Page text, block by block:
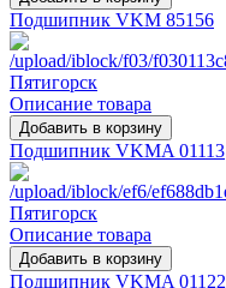
Подшипник VKM 85156
Описание товара
Подшипник VKMA 01113
Описание товара
Подшипник VKMA 01122